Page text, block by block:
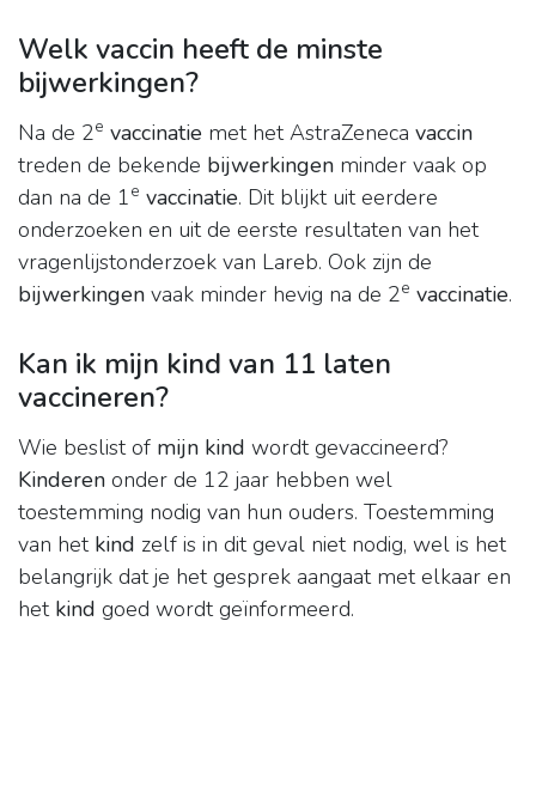
Welk vaccin heeft de minste
bijwerkingen?
Na de 2e vaccinatie met het AstraZeneca vaccin
treden de bekende bijwerkingen minder vaak op
dan na de 1e vaccinatie. Dit blijkt uit eerdere
onderzoeken en uit de eerste resultaten van het
vragenlijstonderzoek van Lareb. Ook zijn de
bijwerkingen vaak minder hevig na de 2e vaccinatie.
Kan ik mijn kind van 11 laten
vaccineren?
Wie beslist of mijn kind wordt gevaccineerd?
Kinderen onder de 12 jaar hebben wel
toestemming nodig van hun ouders. Toestemming
van het kind zelf is in dit geval niet nodig, wel is het
belangrijk dat je het gesprek aangaat met elkaar en
het kind goed wordt geïnformeerd.